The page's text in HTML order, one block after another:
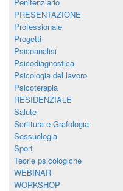
PRESENTAZIONE
Professionale
Progetti
Psicoanalisi
Psicodiagnostica
Psicologia del lavoro
Psicoterapia
RESIDENZIALE
Salute
Scrittura e Grafologia
Sessuologia
Sport
Teorie psicologiche
WEBINAR
WORKSHOP